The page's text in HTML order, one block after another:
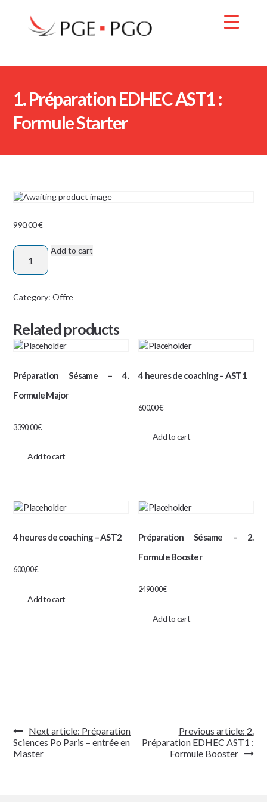
1. Préparation EDHEC AST1 :
Formule Starter
990,00€
1.
Préparation
AST1
Formule
Starter
Add to cart
Category:Offre
Related products
Préparation Sésame – 4.
Formule Major
3390,00€
Add to cart
4 heures de coaching – AST1
600,00€
Add to cart
4 heures de coaching – AST2
600,00€
Add to cart
Préparation Sésame – 2.
Formule Booster
2490,00€
Add to cart
de
l’article
Previous article: 2.
Préparation EDHEC AST1 :
Formule Booster
Next article: Préparation
Sciences Po Paris – entrée en
Master